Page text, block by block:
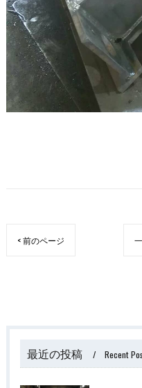
< 前のページ
最近の投稿 Recent